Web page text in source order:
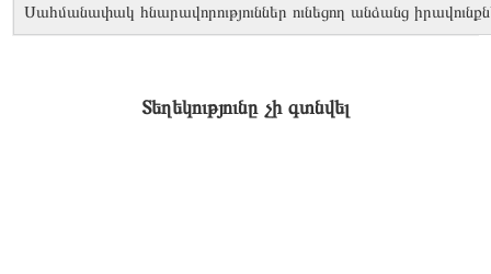
Սահմանափակ հնարավորություններ ունեցող անձանց
Տեղեկությունը չի գտնվել